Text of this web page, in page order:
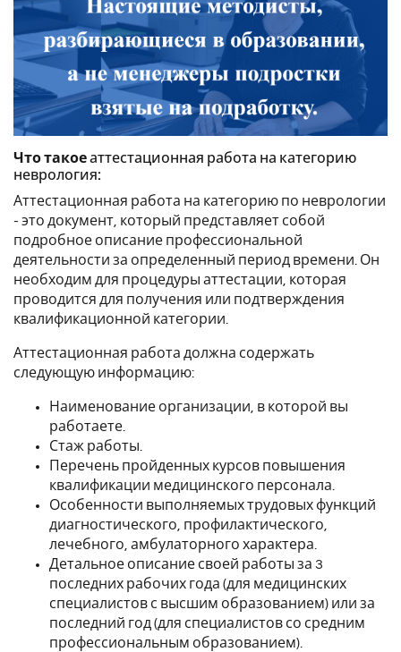
Что такоеаттестационная работа на категорию
неврология:
Аттестационная работа на категорию по неврологии
- это документ, который представляет собой
подробное описание профессиональной
деятельности за определенный период времени. Он
необходим для процедуры аттестации, которая
проводится для получения или подтверждения
квалификационной категории.
Аттестационная работа должна содержать
следующую информацию:
Наименование организации, в которой вы
работаете.
Стаж работы.
Перечень пройденных курсов повышения
квалификации медицинского персонала.
Особенности выполняемых трудовых функций
диагностического, профилактического,
лечебного, амбулаторного характера.
Детальное описание своей работы за 3
последних рабочих года (для медицинских
специалистов с высшим образованием) или за
последний год (для специалистов со средним
профессиональным образованием).